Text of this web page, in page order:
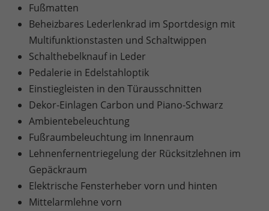
Fußmatten
Beheizbares Lederlenkrad im Sportdesign mit
Multifunktionstasten und Schaltwippen
Schalthebelknauf in Leder
Pedalerie in Edelstahloptik
Einstiegleisten in den Türausschnitten
Dekor-Einlagen Carbon und Piano-Schwarz
Ambientebeleuchtung
Fußraumbeleuchtung im Innenraum
Lehnenfernentriegelung der Rücksitzlehnen im
Gepäckraum
Elektrische Fensterheber vorn und hinten
Mittelarmlehne vorn